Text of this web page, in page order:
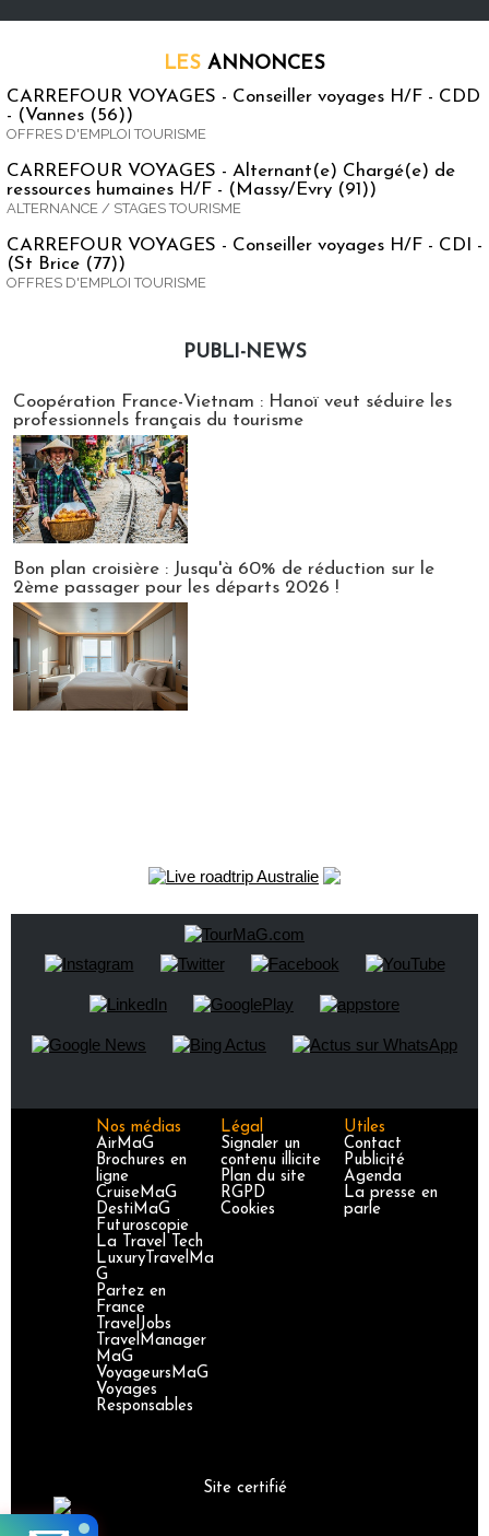
LES ANNONCES
CARREFOUR VOYAGES - Conseiller voyages H/F - CDD
- (Vannes (56))
OFFRES D'EMPLOI TOURISME
CARREFOUR VOYAGES - Alternant(e) Chargé(e) de
ressources humaines H/F - (Massy/Evry (91))
ALTERNANCE / STAGES TOURISME
CARREFOUR VOYAGES - Conseiller voyages H/F - CDI -
(St Brice (77))
OFFRES D'EMPLOI TOURISME
PUBLI-NEWS
Coopération France-Vietnam : Hanoï veut séduire les
professionnels français du tourisme
Bon plan croisière : Jusqu'à 60% de réduction sur le
2ème passager pour les départs 2026 !
Nos médias
AirMaG
Brochures en
ligne
CruiseMaG
DestiMaG
Futuroscopie
La Travel Tech
LuxuryTravelMa
G
Partez en
France
TravelJobs
TravelManager
MaG
VoyageursMaG
Voyages
Responsables
Légal
Signaler un
contenu illicite
Plan du site
RGPD
Cookies
Utiles
Contact
Publicité
Agenda
La presse en
parle
Site certifié